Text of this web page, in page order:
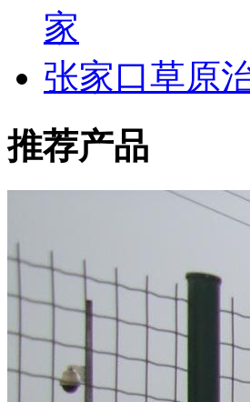
家
张家口草原
推荐产品